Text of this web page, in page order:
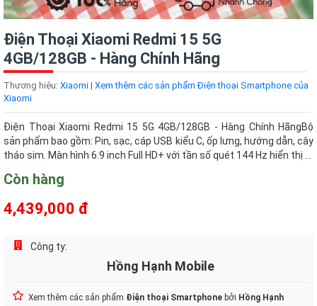
Điện Thoại Xiaomi Redmi 15 5G
4GB/128GB - Hàng Chính Hãng
Thương hiệu: Xiaomi | Xem thêm các sản phẩm Điện thoại Smartphone của
Xiaomi
Điện Thoại Xiaomi Redmi 15 5G 4GB/128GB - Hàng Chính HãngBộ
sản phẩm bao gồm: Pin, sạc, cáp USB kiểu C, ốp lưng, hướng dẫn, cây
tháo sim. Màn hình 6.9 inch Full HD+ với tần số quét 144 Hz hiển thị ...
Còn hàng
4,439,000 đ
Công ty:
Hồng Hạnh Mobile
Xem thêm các sản phẩm Điện thoại Smartphone bởi Hồng Hạnh